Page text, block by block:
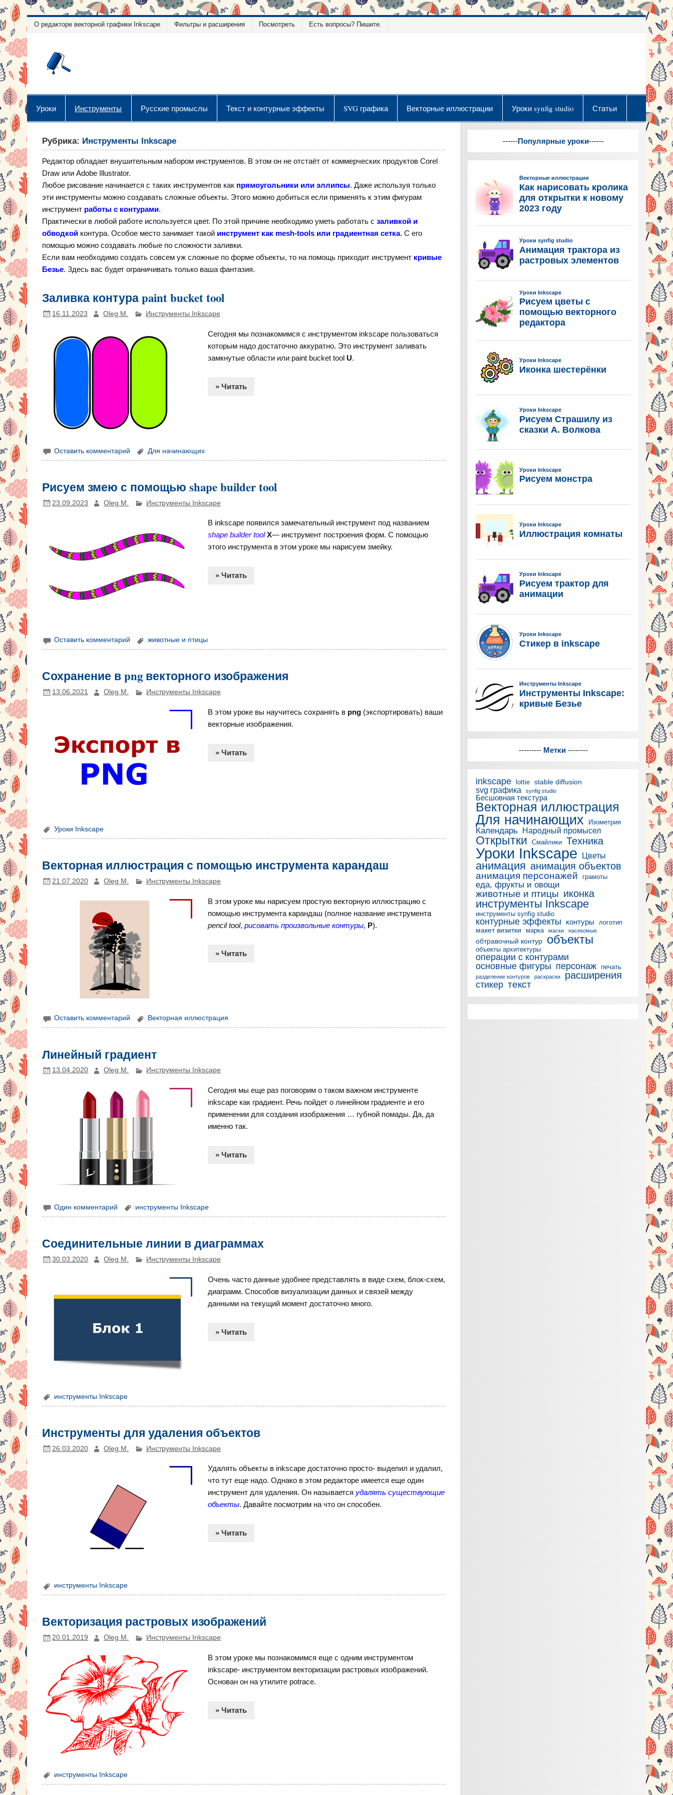
Перейти
к
содержимому
О редакторе векторной графики Inkscape Фильтры и расширения Посмотреть Есть вопросы? Пишите.
Уроки Инструменты Русские промыслы Текст и контурные эффекты SVG графика Векторные иллюстрации Уроки synfig studio Статьи
Рубрика: Инструменты Inkscape
Редактор обладает внушительным набором инструментов. В этом он не отстаёт от коммерческих продуктов Cоrel
Draw или Adobe Illustrator.
Любое рисование начинается с таких инструментов как прямоугольники или эллипсы. Даже используя только
эти инструменты можно создавать сложные объекты. Этого можно добиться если применять к этим фигурам
инструмент работы с контурами.
Практически в любой работе используется цвет. По этой причине необходимо уметь работать сзаливкой и
обводкой контура. Особое место занимает такой инструмент как mesh-tools или градиентная сетка. С его
помощью можно создавать любые по сложности заливки.
Если вам необходимо создать совсем уж сложные по форме объекты, то на помощь приходит инструмент кривые
Безье. Здесь вас будет ограничивать только ваша фантазия.
Заливка контура paint bucket tool
16.11.2023 Oleg M. Инструменты Inkscape
Сегодня мы познакомимся с инструментом inkscape пользоваться
которым надо достаточно аккуратно. Это инструмент заливать
замкнутые области или paint bucket tool U.
» Читать
Оставить комментарий Для начинающих
Рисуем змею с помощью shape builder tool
23.09.2023 Oleg M. Инструменты Inkscape
В inkscape появился замечательный инструмент под названием
shape builder tool X— инструмент построения форм. С помощью
этого инструмента в этом уроке мы нарисуем змейку.
» Читать
Оставить комментарий животные и птицы
Сохранение в png векторного изображения
13.06.2021 Oleg M. Инструменты Inkscape
В этом уроке вы научитесь сохранять в png(экспортировать) ваши
векторные изображения.
» Читать
Уроки Inkscape
Векторная иллюстрация с помощью инструмента карандаш
21.07.2020 Oleg M. Инструменты Inkscape
В этом уроке мы нарисуем простую векторную иллюстрацию с
помощью инструмента карандаш (полное название инструмента
pencil tool, рисовать произвольные контуры, P).
» Читать
Оставить комментарий Векторная иллюстрация
Линейный градиент
13.04.2020 Oleg M. Инструменты Inkscape
Сегодня мы еще раз поговорим о таком важном инструменте
inkscape как градиент. Речь пойдет о линейном градиенте и его
применении для создания изображения … губной помады. Да, да
именно так.
» Читать
Один комментарий инструменты Inkscape
Соединительные линии в диаграммах
30.03.2020 Oleg M. Инструменты Inkscape
Очень часто данные удобнее представлять в виде схем, блок-схем,
диаграмм. Способов визуализации данных и связей между
данными на текущий момент достаточно много.
» Читать
инструменты Inkscape
Инструменты для удаления объектов
26.03.2020 Oleg M. Инструменты Inkscape
Удалять объекты в inkscape достаточно просто- выделил и удалил,
что тут еще надо. Однако в этом редакторе имеется еще один
инструмент для удаления. Он называется удалять существующие
объекты. Давайте посмотрим на что он способен.
» Читать
инструменты Inkscape
Векторизация растровых изображений
20.01.2019 Oleg M. Инструменты Inkscape
В этом уроке мы познакомимся еще с одним инструментом
inkscape- инструментом векторизации растровых изображений.
Основан он на утилите potrace.
» Читать
инструменты Inkscape
------Популярные уроки------
---------Метки--------
inkscape lottie stable diffusion
svg графика synfig studio
Бесшовная текстура
Векторная иллюстрация
Для начинающих Изометрия
Календарь Народный промысел
Открытки Смайлики Техника
Уроки Inkscape Цветы
анимация анимация объектов
анимация персонажей грамоты
еда, фрукты и овощи
животные и птицы иконка
инструменты Inkscape
инструменты synfig studio
контурные эффекты контуры логотип
макет визитки марка маски насекомые
обтравочный контур объекты
объекты архитектуры
операции с контурами
основные фигуры персонаж печать
разделение контуров раскраски расширения
стикер текст